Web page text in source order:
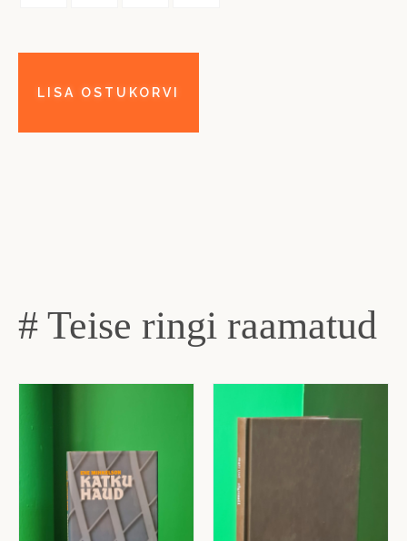
# Teise ringi raamatud